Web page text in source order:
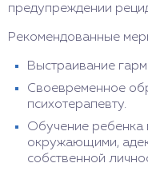
предупреждении
Рекомендованные
Выстраивание
Своевременное
психотерапевту.
Обучение ребенка
окружающими,
собственной